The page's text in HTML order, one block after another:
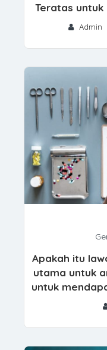
Teratas untuk
Admin
Apakah itu
utama untuk
untuk